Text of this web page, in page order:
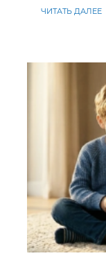
ЧИТАТЬ ДАЛЕЕ